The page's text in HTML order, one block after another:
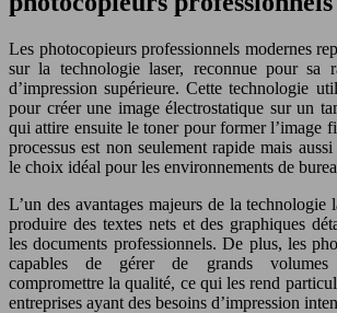
Les photocopieurs professionnels modernes
sur la technologie laser, reconnue pour sa
d’impression supérieure. Cette technologie
pour créer une image électrostatique sur un
qui attire ensuite le toner pour former l’image
processus est non seulement rapide mais
le choix idéal pour les environnements de
L’un des avantages majeurs de la technologie
produire des textes nets et des graphiques
les documents professionnels. De plus, les
capables de gérer de grands volumes
compromettre la qualité, ce qui les rend
entreprises ayant des besoins d’impression